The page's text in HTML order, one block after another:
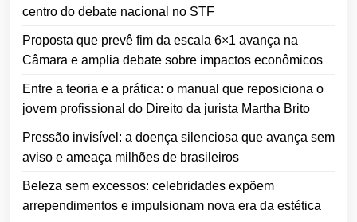
centro do debate nacional no STF
Proposta que prevê fim da escala 6×1 avança na
Câmara e amplia debate sobre impactos econômicos
Entre a teoria e a prática: o manual que reposiciona o
jovem profissional do Direito da jurista Martha Brito
Pressão invisível: a doença silenciosa que avança sem
aviso e ameaça milhões de brasileiros
Beleza sem excessos: celebridades expõem
arrependimentos e impulsionam nova era da estética